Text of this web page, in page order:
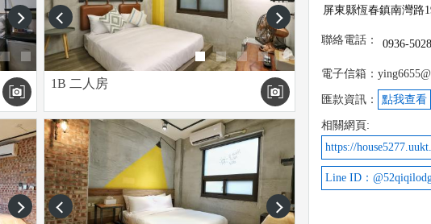
next prev next
1B 二人房
next prev next
屏東縣恆春鎮南灣路
聯絡電話： 0936-
電子信箱：
匯款資訊： 點我查看
相關網頁:
https://
Line ID：